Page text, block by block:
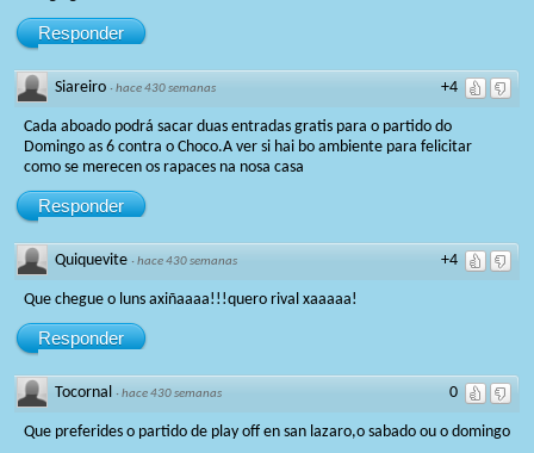
Responder
+4
Siareiro ·hace 430 semanas
Cada aboado podrá sacar duas entradas gratis para o partido do
Domingo as 6 contra o Choco.A ver si hai bo ambiente para felicitar
como se merecen os rapaces na nosa casa
Responder
+4
Quiquevite ·hace 430 semanas
Que chegue o luns axiñaaaa!!!quero rival xaaaaa!
Responder
0
Tocornal ·hace 430 semanas
Que preferides o partido de play off en san lazaro,o sabado ou o domingo